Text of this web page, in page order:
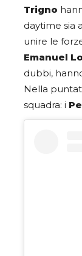
Trigno
daytime sia
unire le
Emanuel Lo
dubbi,
Nella
squadra: i